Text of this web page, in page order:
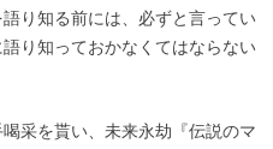
り知る前には、必ずと言ってい
り知っておかなくてはならない
采を貰い、未来永劫『伝説のマ